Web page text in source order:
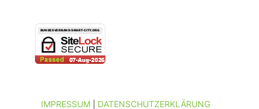
IMPRESSUM| DATENSCHUTZERKLÄRUNG